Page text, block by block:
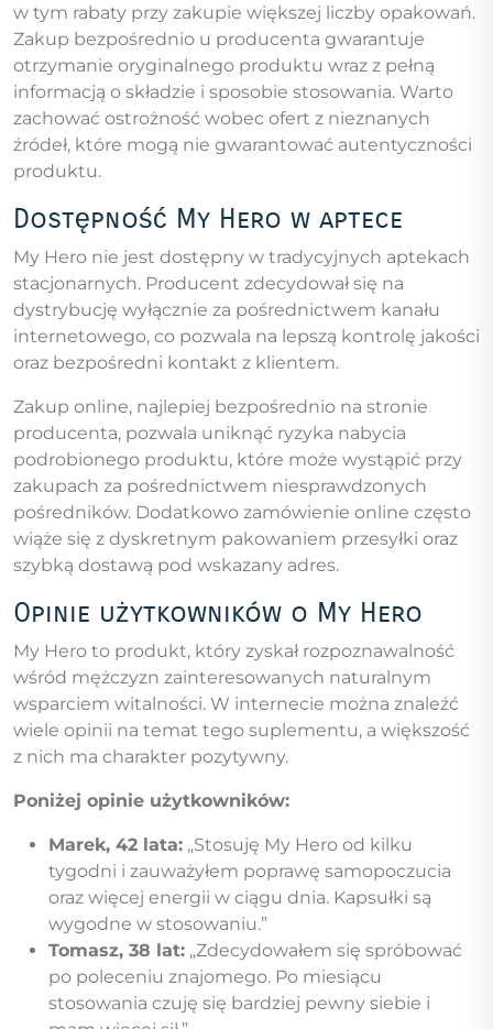
w tym rabaty przy zakupie większej liczby opakowań.
Zakup bezpośrednio u producenta gwarantuje
otrzymanie oryginalnego produktu wraz z pełną
informacją o składzie i sposobie stosowania. Warto
zachować ostrożność wobec ofert z nieznanych
źródeł, które mogą nie gwarantować autentyczności
produktu.
Dostępność My Hero w aptece
My Hero nie jest dostępny w tradycyjnych aptekach
stacjonarnych. Producent zdecydował się na
dystrybucję wyłącznie za pośrednictwem kanału
internetowego, co pozwala na lepszą kontrolę jakości
oraz bezpośredni kontakt z klientem.
Zakup online, najlepiej bezpośrednio na stronie
producenta, pozwala uniknąć ryzyka nabycia
podrobionego produktu, które może wystąpić przy
zakupach za pośrednictwem niesprawdzonych
pośredników. Dodatkowo zamówienie online często
wiąże się z dyskretnym pakowaniem przesyłki oraz
szybką dostawą pod wskazany adres.
Opinie użytkowników o My Hero
My Hero to produkt, który zyskał rozpoznawalność
wśród mężczyzn zainteresowanych naturalnym
wsparciem witalności. W internecie można znaleźć
wiele opinii na temat tego suplementu, a większość
z nich ma charakter pozytywny.
Poniżej opinie użytkowników:
Marek, 42 lata: „Stosuję My Hero od kilku
tygodni i zauważyłem poprawę samopoczucia
oraz więcej energii w ciągu dnia. Kapsułki są
wygodne w stosowaniu.”
Tomasz, 38 lat: „Zdecydowałem się spróbować
po poleceniu znajomego. Po miesiącu
stosowania czuję się bardziej pewny siebie i